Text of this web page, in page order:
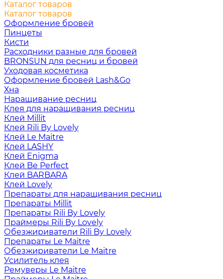
Каталог товаров
Каталог товаров
Оформление бровей
Пинцеты
Кисти
Расходники разные для бровей
BRONSUN для ресниц и бровей
Уходовая косметика
Оформление бровей Lash&Go
Хна
Наращивание ресниц
Клея для наращивания ресниц
Клей Millit
Клей Rili By Lovely
Клей Le Maitre
Клей LASHY
Клей Enigma
Клей Be Perfect
Клей BARBARA
Клей Lovely
Препараты для наращивания ресниц
Препараты Millit
Препараты Rili By Lovely
Праймеры Rili By Lovely
Обезжириватели Rili By Lovely
Препараты Le Maitre
Обезжириватели Le Maitre
Усилитель клея
Ремуверы Le Maitre